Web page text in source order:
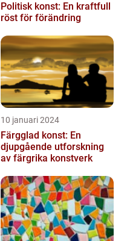
Politisk konst: En kraftfull
röst för förändring
10 januari 2024
Färgglad konst: En
djupgående utforskning
av färgrika konstverk